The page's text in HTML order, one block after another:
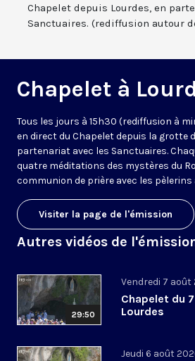
Chapelet depuis Lourdes, en
Sanctuaires. (rediffusion autour
Chapelet à
Tous les jours à 15h30 (rediffusion à
en direct du Chapelet depuis la grotte
partenariat avec les Sanctuaires.
quatre méditations des mystères du
communion de prière avec les pèlerins
Visiter la page de l'émission
Autres vidéos de
29:50
Vendredi 7 août
Chapelet du
Lourdes
Jeudi 6 août